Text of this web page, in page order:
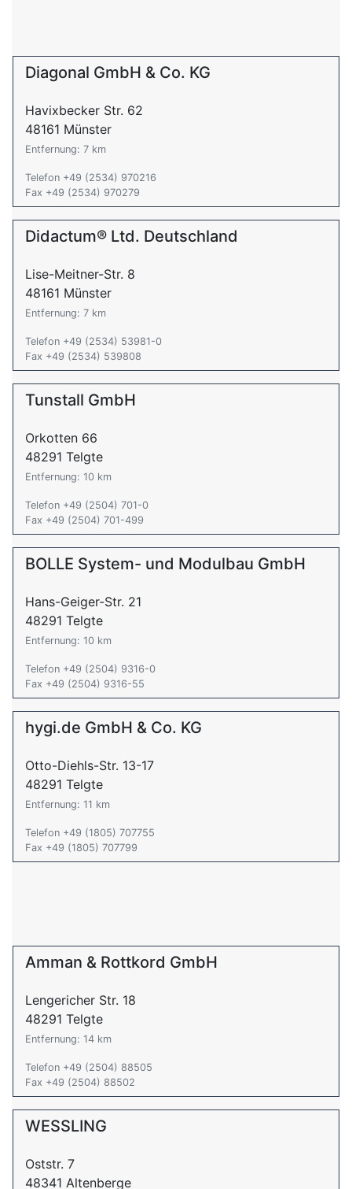
Diagonal GmbH & Co. KG
Havixbecker Str. 62
48161 Münster
Entfernung: 7 km
Telefon +49 (2534) 970216
Fax +49 (2534) 970279
Didactum® Ltd. Deutschland
Lise-Meitner-Str. 8
48161 Münster
Entfernung: 7 km
Telefon +49 (2534) 53981-0
Fax +49 (2534) 539808
Tunstall GmbH
Orkotten 66
48291 Telgte
Entfernung: 10 km
Telefon +49 (2504) 701-0
Fax +49 (2504) 701-499
BOLLE System- und Modulbau GmbH
Hans-Geiger-Str. 21
48291 Telgte
Entfernung: 10 km
Telefon +49 (2504) 9316-0
Fax +49 (2504) 9316-55
hygi.de GmbH & Co. KG
Otto-Diehls-Str. 13-17
48291 Telgte
Entfernung: 11 km
Telefon +49 (1805) 707755
Fax +49 (1805) 707799
Amman & Rottkord GmbH
Lengericher Str. 18
48291 Telgte
Entfernung: 14 km
Telefon +49 (2504) 88505
Fax +49 (2504) 88502
WESSLING
Oststr. 7
48341 Altenberge